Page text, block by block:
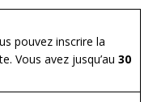
pouvez inscrire la
Vous avez jusqu’au 30